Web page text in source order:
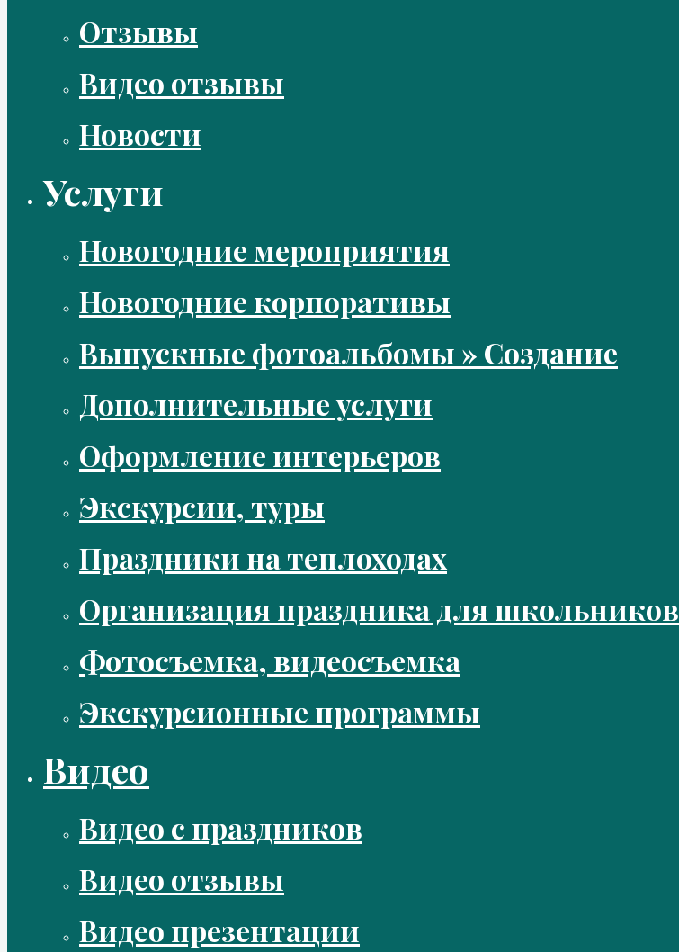
Отзывы
Видео отзывы
Новости
Услуги
Новогодние мероприятия
Новогодние корпоративы
Выпускные фотоальбомы » Создание
Дополнительные услуги
Оформление интерьеров
Экскурсии, туры
Праздники на теплоходах
Организация праздника для школьников
Фотосъемка, видеосъемка
Экскурсионные программы
Видео
Видео с праздников
Видео отзывы
Видео презентации